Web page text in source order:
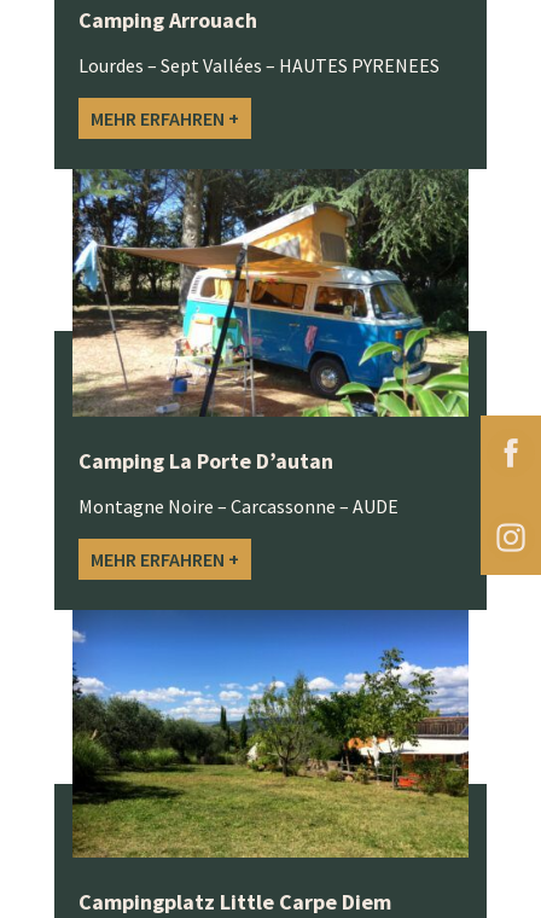
Camping Arrouach
Lourdes – Sept Vallées – HAUTES PYRENEES
MEHR ERFAHREN +
Camping La Porte D’autan
Montagne Noire – Carcassonne – AUDE
MEHR ERFAHREN +
Campingplatz Little Carpe Diem